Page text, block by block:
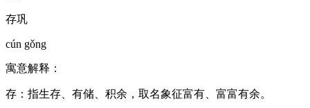
存巩
cún gǒng
寓意解释：
存：指生存、有储、积余，取名象征富有、富富有余。